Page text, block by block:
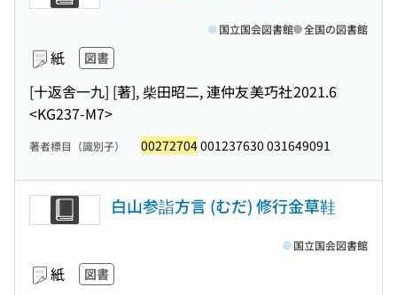
紙 図書
[十返舎一九] [著], 柴田昭二, 連仲友美巧社2021.6
<KG237-M7>
国立国会図書館 全国の図書館
著者標目（識別子） 00272704001237630 031649091
白山参詣方言 (むだ) 修行金草鞋
紙 図書
国立国会図書館